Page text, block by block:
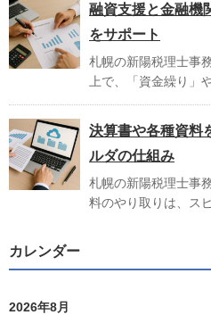
融資支援と金融機
をサポート
札幌の新陽税理士事
上で、「資金繰り」
決算書や各種資料
ルダの仕組み
札幌の新陽税理士事
料のやり取りは、スピ
カレンダー
2026年8月